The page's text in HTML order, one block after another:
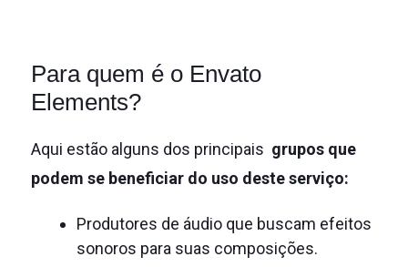
Para quem é o Envato
Elements?
Aqui estão alguns dos principais grupos que
podem se beneficiar do uso deste serviço:
Produtores de áudio que buscam efeitos
sonoros para suas composições.